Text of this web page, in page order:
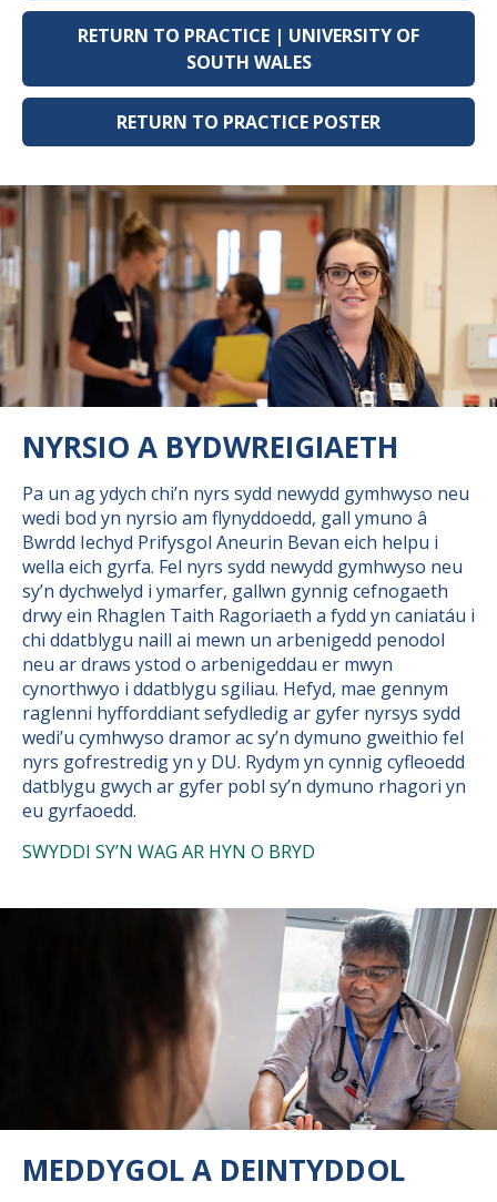
RETURN TO PRACTICE | UNIVERSITY OF
SOUTH WALES
RETURN TO PRACTICE POSTER
NYRSIO A BYDWREIGIAETH
Pa un ag ydych chi’n nyrs sydd newydd gymhwyso neu
wedi bod yn nyrsio am flynyddoedd, gall ymuno â
Bwrdd Iechyd Prifysgol Aneurin Bevan eich helpu i
wella eich gyrfa. Fel nyrs sydd newydd gymhwyso neu
sy’n dychwelyd i ymarfer, gallwn gynnig cefnogaeth
drwy ein Rhaglen Taith Ragoriaeth a fydd yn caniatáu i
chi ddatblygu naill ai mewn un arbenigedd penodol
neu ar draws ystod o arbenigeddau er mwyn
cynorthwyo i ddatblygu sgiliau. Hefyd, mae gennym
raglenni hyfforddiant sefydledig ar gyfer nyrsys sydd
wedi’u cymhwyso dramor ac sy’n dymuno gweithio fel
nyrs gofrestredig yn y DU. Rydym yn cynnig cyfleoedd
datblygu gwych ar gyfer pobl sy’n dymuno rhagori yn
eu gyrfaoedd.
SWYDDI SY’N WAG AR HYN O BRYD
MEDDYGOL A DEINTYDDOL